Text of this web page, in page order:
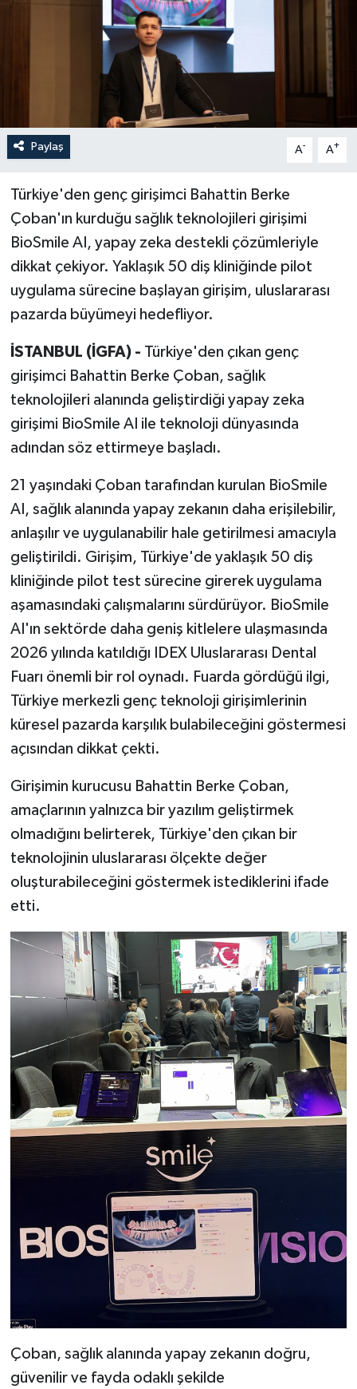
Paylaş A- A+
Türkiye'den genç girişimci Bahattin Berke
Çoban'ın kurduğu sağlık teknolojileri girişimi
BioSmile AI, yapay zeka destekli çözümleriyle
dikkat çekiyor. Yaklaşık 50 diş kliniğinde pilot
uygulama sürecine başlayan girişim, uluslararası
pazarda büyümeyi hedefliyor.
İSTANBUL (İGFA) - Türkiye'den çıkan genç
girişimci Bahattin Berke Çoban, sağlık
teknolojileri alanında geliştirdiği yapay zeka
girişimi BioSmile AI ile teknoloji dünyasında
adından söz ettirmeye başladı.
21 yaşındaki Çoban tarafından kurulan BioSmile
AI, sağlık alanında yapay zekanın daha erişilebilir,
anlaşılır ve uygulanabilir hale getirilmesi amacıyla
geliştirildi. Girişim, Türkiye'de yaklaşık 50 diş
kliniğinde pilot test sürecine girerek uygulama
aşamasındaki çalışmalarını sürdürüyor. BioSmile
AI'ın sektörde daha geniş kitlelere ulaşmasında
2026 yılında katıldığı IDEX Uluslararası Dental
Fuarı önemli bir rol oynadı. Fuarda gördüğü ilgi,
Türkiye merkezli genç teknoloji girişimlerinin
küresel pazarda karşılık bulabileceğini göstermesi
açısından dikkat çekti.
Girişimin kurucusu Bahattin Berke Çoban,
amaçlarının yalnızca bir yazılım geliştirmek
olmadığını belirterek, Türkiye'den çıkan bir
teknolojinin uluslararası ölçekte değer
oluşturabileceğini göstermek istediklerini ifade
etti.
Çoban, sağlık alanında yapay zekanın doğru,
güvenilir ve fayda odaklı şekilde